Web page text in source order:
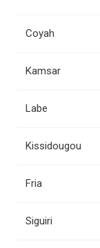
Coyah
Kamsar
Labe
Kissidougou
Fria
Siguiri